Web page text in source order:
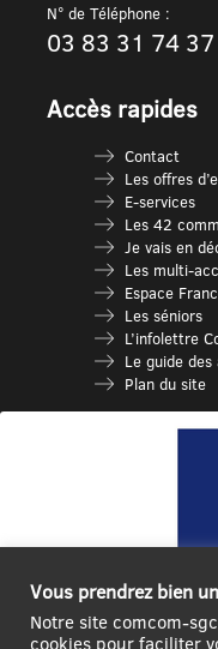
N° de Téléphone :
03 83 31 74 37
Accès rapides
Contact
Les offres
E-services
Les 42
Je vais en
Les multi-
Espace
Les séniors
L’infolettre
Le guide
Plan du site
Ce site internet a été
Européen de
Vous prendrez bien
Notre site comcom-
cookies pour faciliter